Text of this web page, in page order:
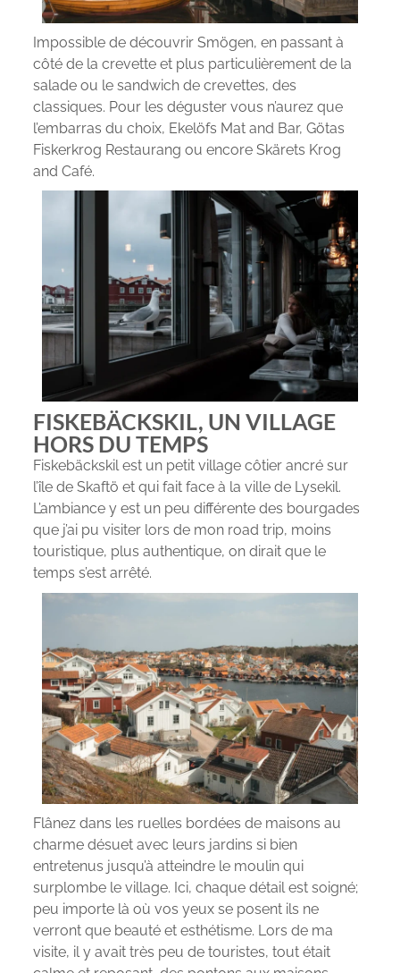
Impossible de découvrir Smögen, en passant à
côté de la crevette et plus particulièrement de la
salade ou le sandwich de crevettes, des
classiques. Pour les déguster vous n’aurez que
l’embarras du choix, Ekelöfs Mat and Bar, Götas
Fiskerkrog Restaurang ou encore Skärets Krog
and Café.
FISKEBÄCKSKIL, UN VILLAGE
HORS DU TEMPS
Fiskebäckskil est un petit village côtier ancré sur
l’île de Skaftö et qui fait face à la ville de Lysekil.
L’ambiance y est un peu différente des bourgades
que j’ai pu visiter lors de mon road trip, moins
touristique, plus authentique, on dirait que le
temps s’est arrêté.
Flânez dans les ruelles bordées de maisons au
charme désuet avec leurs jardins si bien
entretenus jusqu’à atteindre le moulin qui
surplombe le village. Ici, chaque détail est soigné;
peu importe là où vos yeux se posent ils ne
verront que beauté et esthétisme. Lors de ma
visite, il y avait très peu de touristes, tout était